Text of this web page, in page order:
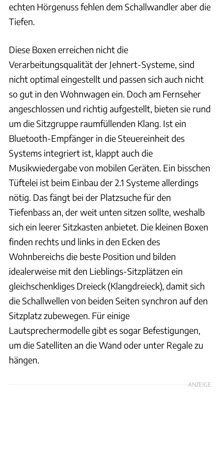
echten Hörgenuss fehlen dem Schallwandler aber die
Tiefen.
Diese Boxen erreichen nicht die
Verarbeitungsqualität der Jehnert-Systeme, sind
nicht optimal eingestellt und passen sich auch nicht
so gut in den Wohnwagen ein. Doch am Fernseher
angeschlossen und richtig aufgestellt, bieten sie rund
um die Sitzgruppe raumfüllenden Klang. Ist ein
Bluetooth-Empfänger in die Steuereinheit des
Systems integriert ist, klappt auch die
Musikwiedergabe von mobilen Geräten. Ein bisschen
Tüftelei ist beim Einbau der 2.1 Systeme allerdings
nötig. Das fängt bei der Platzsuche für den
Tiefenbass an, der weit unten sitzen sollte, weshalb
sich ein leerer Sitzkasten anbietet. Die kleinen Boxen
finden rechts und links in den Ecken des
Wohnbereichs die beste Position und bilden
idealerweise mit den Lieblings-Sitzplätzen ein
gleichschenkliges Dreieck (Klangdreieck), damit sich
die Schallwellen von beiden Seiten synchron auf den
Sitzplatz zubewegen. Für einige
Lautsprechermodelle gibt es sogar Befestigungen,
um die Satelliten an die Wand oder unter Regale zu
hängen.
ANZEIGE